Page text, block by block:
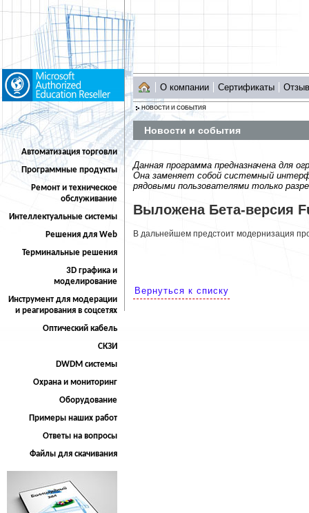
Автоматизация торговли
Программные продукты
Ремонт и техническое
обслуживание
Интеллектуальные системы
Решения для Web
Терминальные решения
3D графика и
моделирование
Инструмент для модерации
и реагирования в соцсетях
Оптический кабель
СКЗИ
DWDM системы
Охрана и мониторинг
Оборудование
Примеры наших работ
Ответы на вопросы
Файлы для скачивания
О компании Сертификаты
НОВОСТИ И СОБЫТИЯ
Новости и события
Данная программа предназначена для
Она заменяет собой системный
рядовыми пользователями только
Выложена Бета-версия
В дальнейшем предстоит модернизация
Вернуться к списку